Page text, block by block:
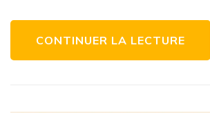
CONTINUER LA LECTURE